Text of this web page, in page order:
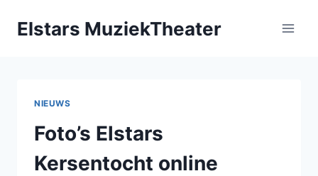
naarElstars MuziekTheater
NIEUWS
Foto’s Elstars
Kersentocht online